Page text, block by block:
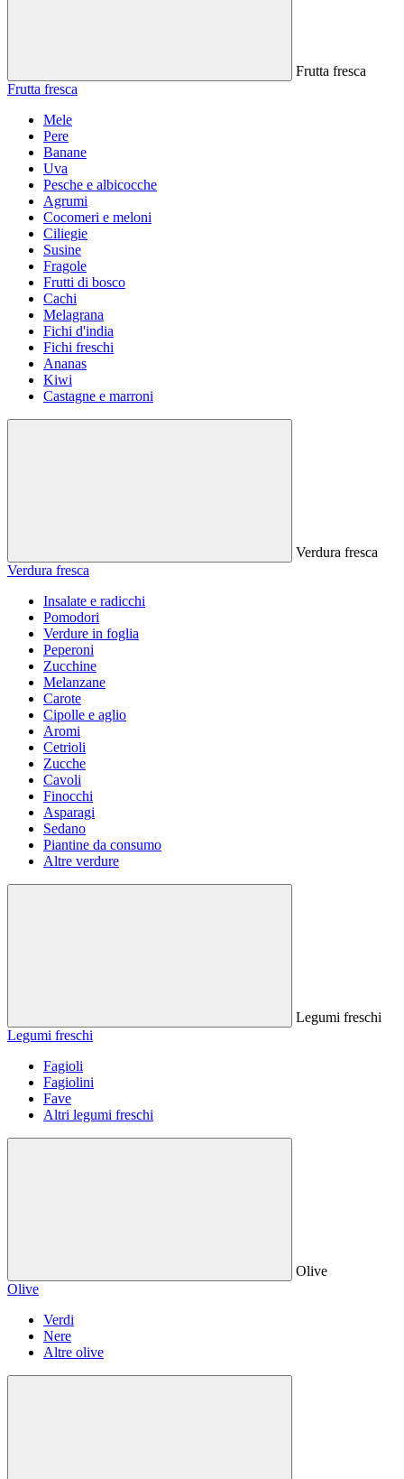
Frutta fresca
Frutta fresca
Mele
Pere
Banane
Uva
Pesche e albicocche
Agrumi
Cocomeri e meloni
Ciliegie
Susine
Fragole
Frutti di bosco
Cachi
Melagrana
Fichi d'india
Fichi freschi
Ananas
Kiwi
Castagne e marroni
Verdura fresca
Verdura fresca
Insalate e radicchi
Pomodori
Verdure in foglia
Peperoni
Zucchine
Melanzane
Carote
Cipolle e aglio
Aromi
Cetrioli
Zucche
Cavoli
Finocchi
Asparagi
Sedano
Piantine da consumo
Altre verdure
Legumi freschi
Legumi freschi
Fagioli
Fagiolini
Fave
Altri legumi freschi
Olive
Olive
Verdi
Nere
Altre olive